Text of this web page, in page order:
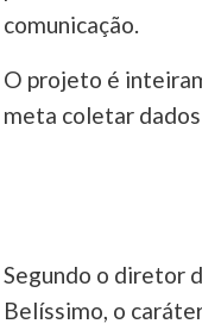
comunicação.
O projeto é
meta coletar
Segundo o diretor
Belíssimo, o